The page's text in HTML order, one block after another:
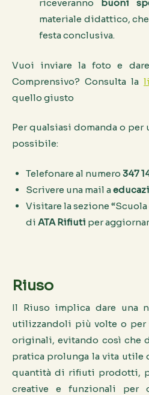
riceveranno buoni
materiale didattico,
festa conclusiva.
Vuoi inviare la foto e
Comprensivo? Consulta la
quello giusto
Per qualsiasi domanda o
possibile:
Telefonare al numero 347
Scrivere una mail a
Visitare la sezione
di ATA Rifiuti per
Riuso
Il Riuso implica dare una
utilizzandoli più volte o
originali, evitando così che
pratica prolunga la vita utile
quantità di rifiuti prodotti,
creative e funzionali per